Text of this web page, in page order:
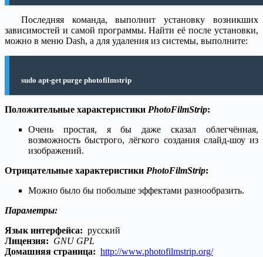
Последняя команда, выполнит установку возникших
зависимостей и самой программы. Найти её после установки,
можно в меню Dash, а для удаления из системы, выполните:
sudo apt-get purge photofilmstrip
Положительные характеристики PhotoFilmStrip:
Очень простая, я бы даже сказал облегчённая,
возможность быстрого, лёгкого создания слайд-шоу из
изображений.
Отрицательные характеристики PhotoFilmStrip:
Можно было бы побольше эффектами разнообразить.
Параметры:
Язык интерфейса: русский
Лицензия: GNU GPL
Домашняя страница: http://www.photofilmstrip.org/